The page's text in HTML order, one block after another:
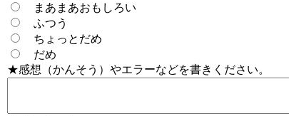
まあまあおもしろい
ふつう
ちょっとだめ
だめ
★感想（かんそう）やエラーなどを書きください。